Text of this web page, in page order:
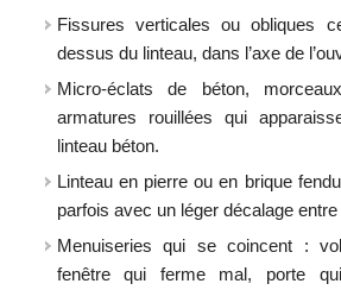
Fissures verticales ou obliques
dessus du linteau, dans l’axe de
Micro-éclats de béton,
armatures rouillées qui
linteau béton.
Linteau en pierre ou en brique
parfois avec un léger décalage
Menuiseries qui se coincent :
fenêtre qui ferme mal, porte